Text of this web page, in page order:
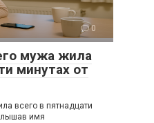
0
мужа жила
минутах от
всего в пятнадцати
имя